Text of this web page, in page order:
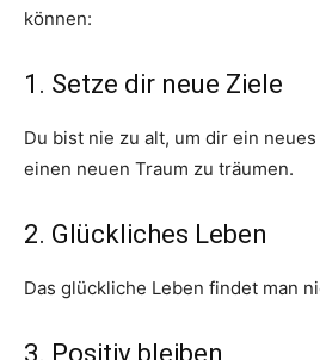
können:
1. Setze dir neue Ziele
Du bist nie zu alt, um dir ein
einen neuen Traum zu träumen.
2. Glückliches Leben
Das glückliche Leben findet man
3. Positiv bleiben